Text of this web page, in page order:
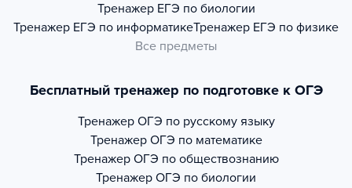
Тренажер ЕГЭ по биологии
Тренажер ЕГЭ по информатикеТренажер ЕГЭ по физике
Все предметы
Бесплатный тренажер по подготовке к ОГЭ
Тренажер ОГЭ по русскому языку
Тренажер ОГЭ по математике
Тренажер ОГЭ по обществознанию
Тренажер ОГЭ по биологии